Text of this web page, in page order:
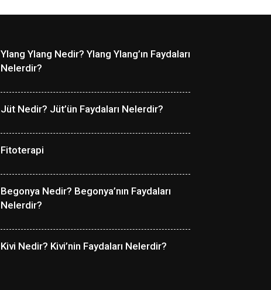
Ylang Ylang Nedir? Ylang Ylang’ın Faydaları
Nelerdir?
Jüt Nedir? Jüt’ün Faydaları Nelerdir?
Fitoterapi
Begonya Nedir? Begonya’nın Faydaları
Nelerdir?
Kivi Nedir? Kivi’nin Faydaları Nelerdir?